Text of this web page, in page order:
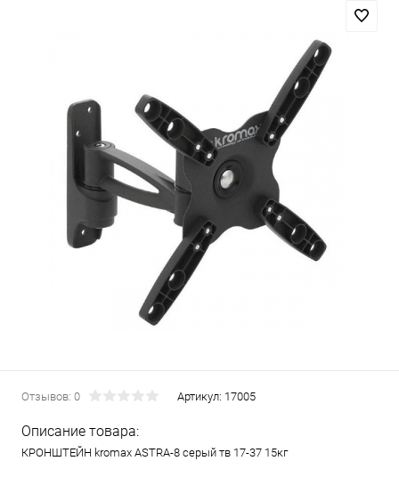
Отзывов: 0 Артикул: 17005
Описание товара:
КРОНШТЕЙН kromax ASTRA-8 серый тв 17-37 15кг